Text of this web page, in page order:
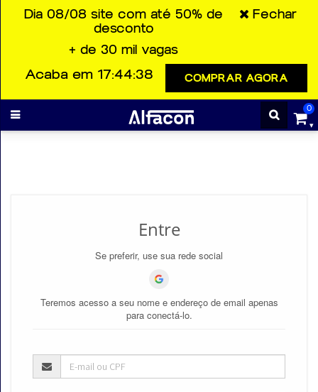
Dia 08/08 site com até 50% de
desconto
+ de 30 mil vagas
Fechar
Acaba em 17:44:38 COMPRAR AGORA
0
Entre
Se preferir, use sua rede social
Teremos acesso a seu nome e endereço de email apenas
para conectá-lo.